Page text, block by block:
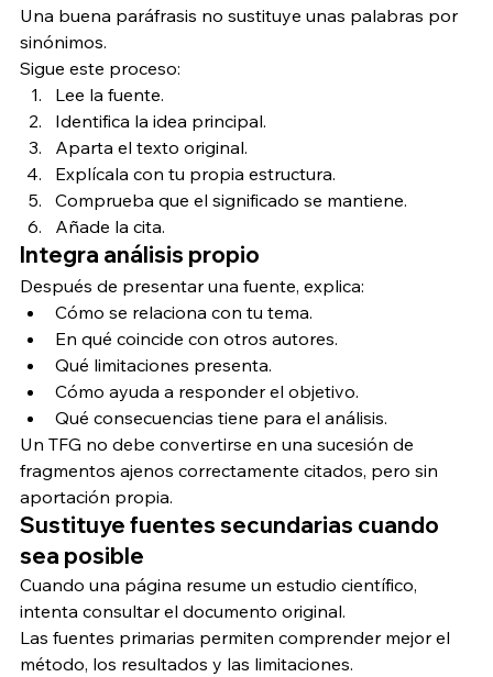
Una buena paráfrasis no sustituye unas palabras por
sinónimos.
Sigue este proceso:
Lee la fuente.
Identifica la idea principal.
Aparta el texto original.
Explícala con tu propia estructura.
Comprueba que el significado se mantiene.
Añade la cita.
Integra análisis propio
Después de presentar una fuente, explica:
Cómo se relaciona con tu tema.
En qué coincide con otros autores.
Qué limitaciones presenta.
Cómo ayuda a responder el objetivo.
Qué consecuencias tiene para el análisis.
Un TFG no debe convertirse en una sucesión de
fragmentos ajenos correctamente citados, pero sin
aportación propia.
Sustituye fuentes secundarias cuando
sea posible
Cuando una página resume un estudio científico,
intenta consultar el documento original.
Las fuentes primarias permiten comprender mejor el
método, los resultados y las limitaciones.